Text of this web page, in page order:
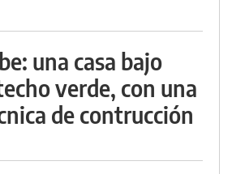
una casa bajo
verde, con una
de contrucción